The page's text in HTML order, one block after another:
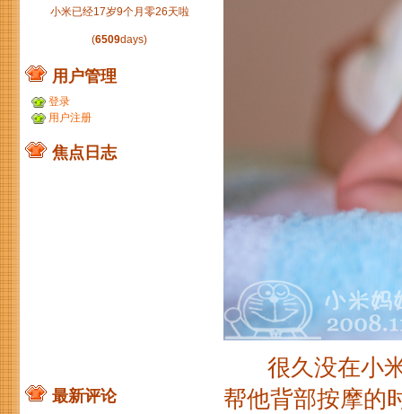
很久没在小米
帮他背部按摩的
小米已经17岁9个月零26天啦
(6509days)
用户管理
登录
用户注册
焦点日志
最新评论